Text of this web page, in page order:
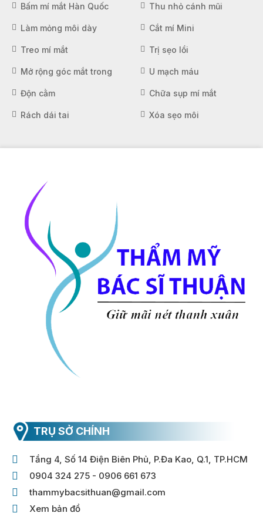
Bấm mí mắt Hàn Quốc Thu nhỏ cánh mũi
Làm mỏng môi dày Cắt mí Mini
Treo mí mắt Trị sẹo lồi
Mở rộng góc mắt trong U mạch máu
Độn cằm Chữa sụp mí mắt
Rách dái tai Xóa sẹo môi
TRỤ SỞ CHÍNH
Tầng 4, Số 14 Điện Biên Phủ, P.Đa Kao, Q.1, TP.HCM
0904 324 275 - 0906 661 673
thammybacsithuan@gmail.com
Xem bản đồ